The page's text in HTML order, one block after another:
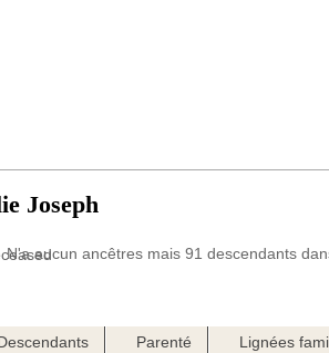
Joseph
aucun ancêtres mais 91 descendants
Parenté Lignées